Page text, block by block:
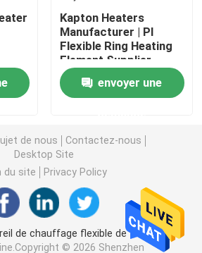
flexible
flexible fait sur commande
de Graphene
électrique
Kapton Heaters
Manufacturer | PI
Flexible Ring Heating
Element Supplier
envoyer une
de nous
Contactez-nous
Desktop Site
du site
Privacy Policy
de chauffage flexible de film
© 2026 Shenzhen